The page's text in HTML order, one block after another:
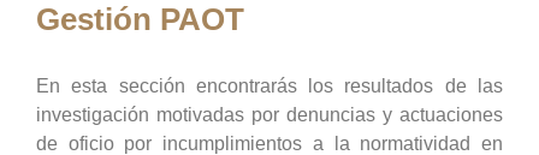
Gestión PAOT
En esta sección encontrarás los resultados de las
investigación motivadas por denuncias y actuaciones
de oficio por incumplimientos a la normatividad en